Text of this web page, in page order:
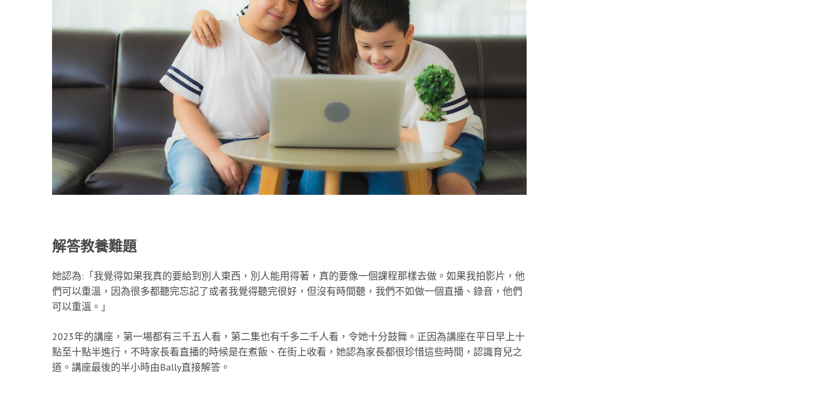
解答教養難題
她認為:「我覺得如果我真的要給到別人東西，別人能用得著，真的要像一個課程那樣去做。如果我拍影片，他
們可以重溫，因為很多都聽完忘記了或者我覺得聽完很好，但沒有時間聽，我們不如做一個直播、錄音，他們
可以重溫。」
2023年的講座，第一場都有三千五人看，第二集也有千多二千人看，令她十分鼓舞。正因為講座在平日早上十
點至十點半進行，不時家長看直播的時候是在煮飯、在街上收看，她認為家長都很珍惜這些時間，認識育兒之
道。講座最後的半小時由Bally直接解答。